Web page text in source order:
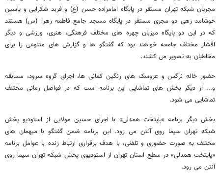
مجریان شبکه تهران مستقر در پایگاه امامزاده حسن (ع) و فربد شکرایی و یاسین
خوشامد زهی دو مجری مستقر در پایگاه مسجد جامع فاطمه زهرا (س) هستند
که در این دو پایگاه میزبان چهره های مختلف فرهنگی، هنری، ورزشی و دیگر
اقشار مختلف جامعه خواهند بود که گفتگو ها و گزارش های متنوعی را برای
مخاطبان به تصویر می کشند.
حضور خاله نرگس و عروسک های رنگین کمانی ها، اجرای گروه سرود، مسابقه
و... از دیگر بخش های تماشایی این برنامه است که در فواصل زمانی مختلف
تماشایی می شود.
بخش دیگر برنامه «پایتخت همدلی» با اجرای حسین مولایی از استودیو پخش
شبکه تهران سیما روی آنتن می رود. این برنامه ضمن گفتگو با میهمان های
مختلف به صورت حضوری و تلفنی، با هدف برقراری ارتباط زنده با عوامل برنامه
«پایتخت همدلی» در سطح استان تهران از استودیوی پخش شبکه تهران سیما روی
آنتن می رود.